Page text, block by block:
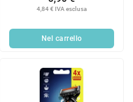
4,84 € IVA esclusa
Nel carrello